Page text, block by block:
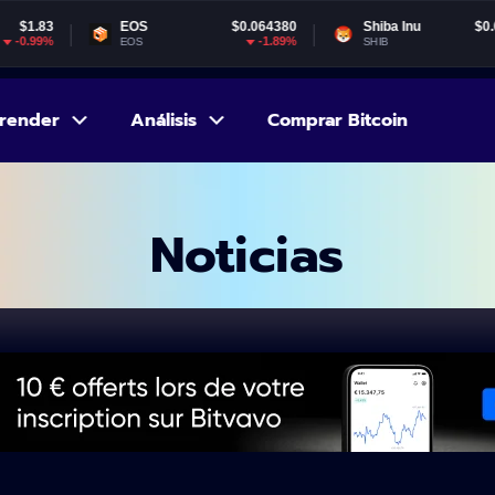
EOS $0.064380
EOS
Shiba Inu $0.000005
SHIB
Análisis Comprar Bitcoin
Noticias